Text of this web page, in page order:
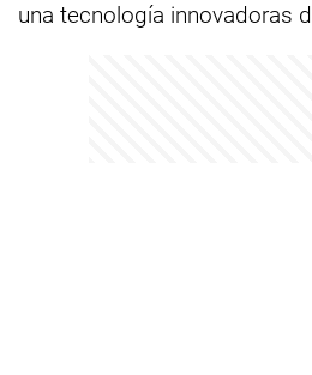
una tecnología innovadoras